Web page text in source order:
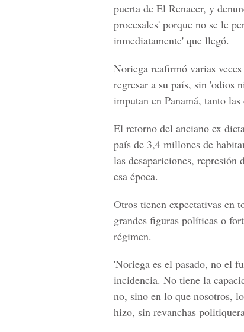
puerta de El Renacer, y
procesales' porque no se le
inmediatamente' que llegó.
Noriega reafirmó varias
regresar a su país, sin 'odios
imputan en Panamá, tanto las
El retorno del anciano ex
país de 3,4 millones de
las desapariciones, represión
esa época.
Otros tienen expectativas en
grandes figuras políticas o
régimen.
'Noriega es el pasado, no el
incidencia. No tiene la
no, sino en lo que nosotros,
hizo, sin revanchas